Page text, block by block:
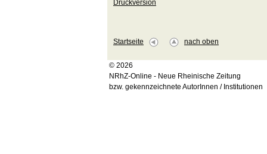
Druckversion
Startseite nach oben
© 2026
NRhZ-Online - Neue Rheinische Zeitung
bzw. gekennzeichnete AutorInnen / Institutionen